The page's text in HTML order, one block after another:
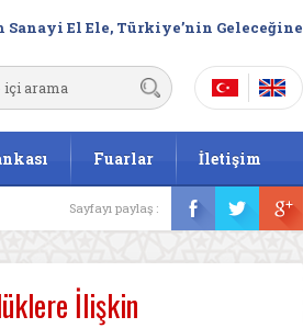
Sanayi El Ele, Türkiye’nin Geleceğine
Fuarlar İletişim
Sayfayı paylaş :
İlişkin